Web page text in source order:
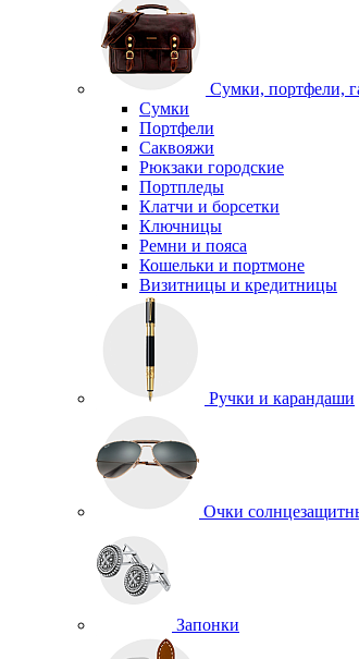
Сумки, портфели,
Сумки
Портфели
Саквояжи
Рюкзаки городские
Портпледы
Клатчи и борсетки
Ключницы
Ремни и пояса
Кошельки и портмоне
Визитницы и кредитницы
Ручки и карандаши
Очки
Запонки